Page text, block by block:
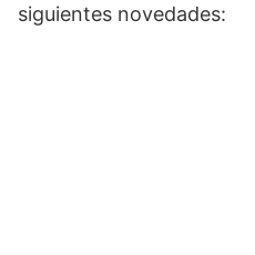
siguientes novedades: